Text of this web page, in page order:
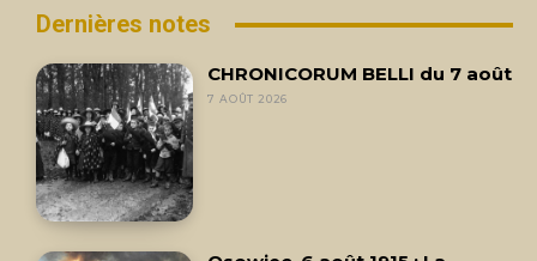
Dernières notes
CHRONICORUM BELLI du 7 août
7 AOÛT 2026